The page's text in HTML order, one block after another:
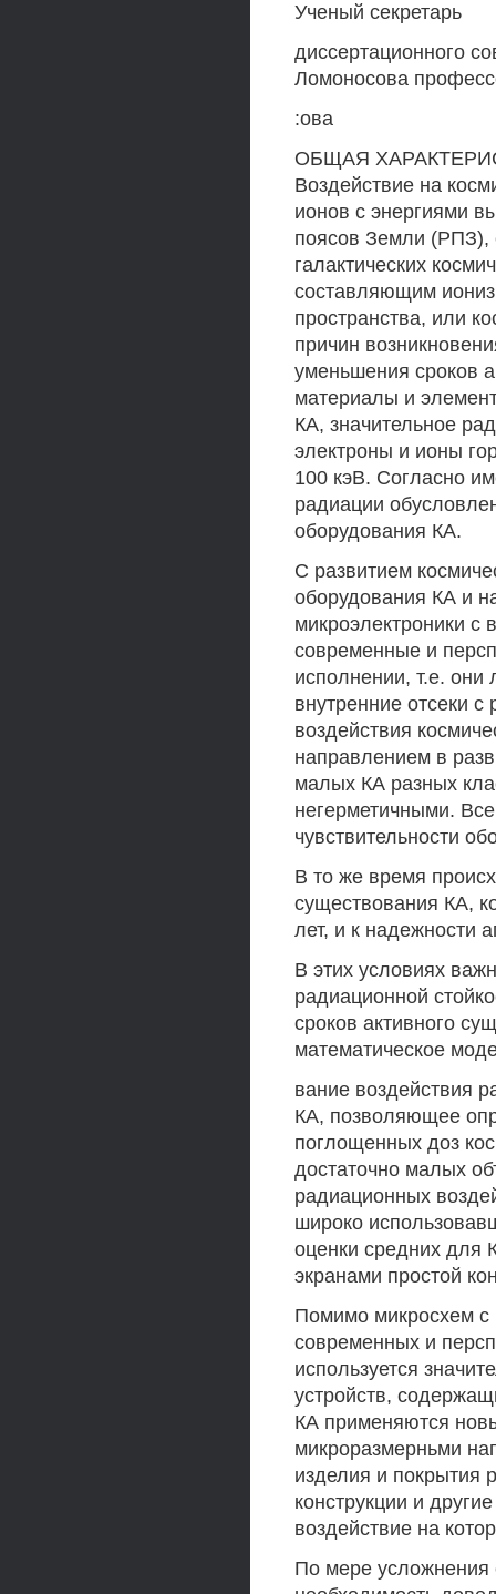
Ученый секретарь
диссертационного
Ломоносова
:ова
ОБЩАЯ
Воздействие на
ионов с энергиями
поясов Земли (РПЗ),
галактических
составляющим
пространства, или
причин
уменьшения сроков
материалы и
КА, значительное
электроны и ионы
100 кэВ. Согласно
радиации
оборудования КА.
С развитием
оборудования КА и
микроэлектроники с
современные и
исполнении, т.е.
внутренние отсеки
воздействия
направлением в
малых КА разных
негерметичными.
чувствительности
В то же время
существования КА,
лет, и к надежности
В этих условиях
радиационной
сроков активного
математическое
вание воздействия
КА, позволяющее
поглощенных доз
достаточно малых
радиационных
широко
оценки средних для
экранами простой
Помимо микросхем с
современных и
используется
устройств,
КА применяются
микроразмерньми
изделия и покрытия
конструкции и
воздействие на
По мере усложнения